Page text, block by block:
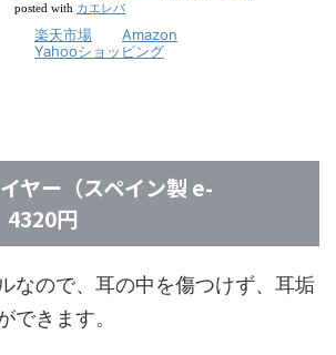
posted with カエレバ
楽天市場
Amazon
Yahooショッピング
ヤー（スペイン製 e-
4320円
なので、耳の中を傷つけず、耳垢
できます。